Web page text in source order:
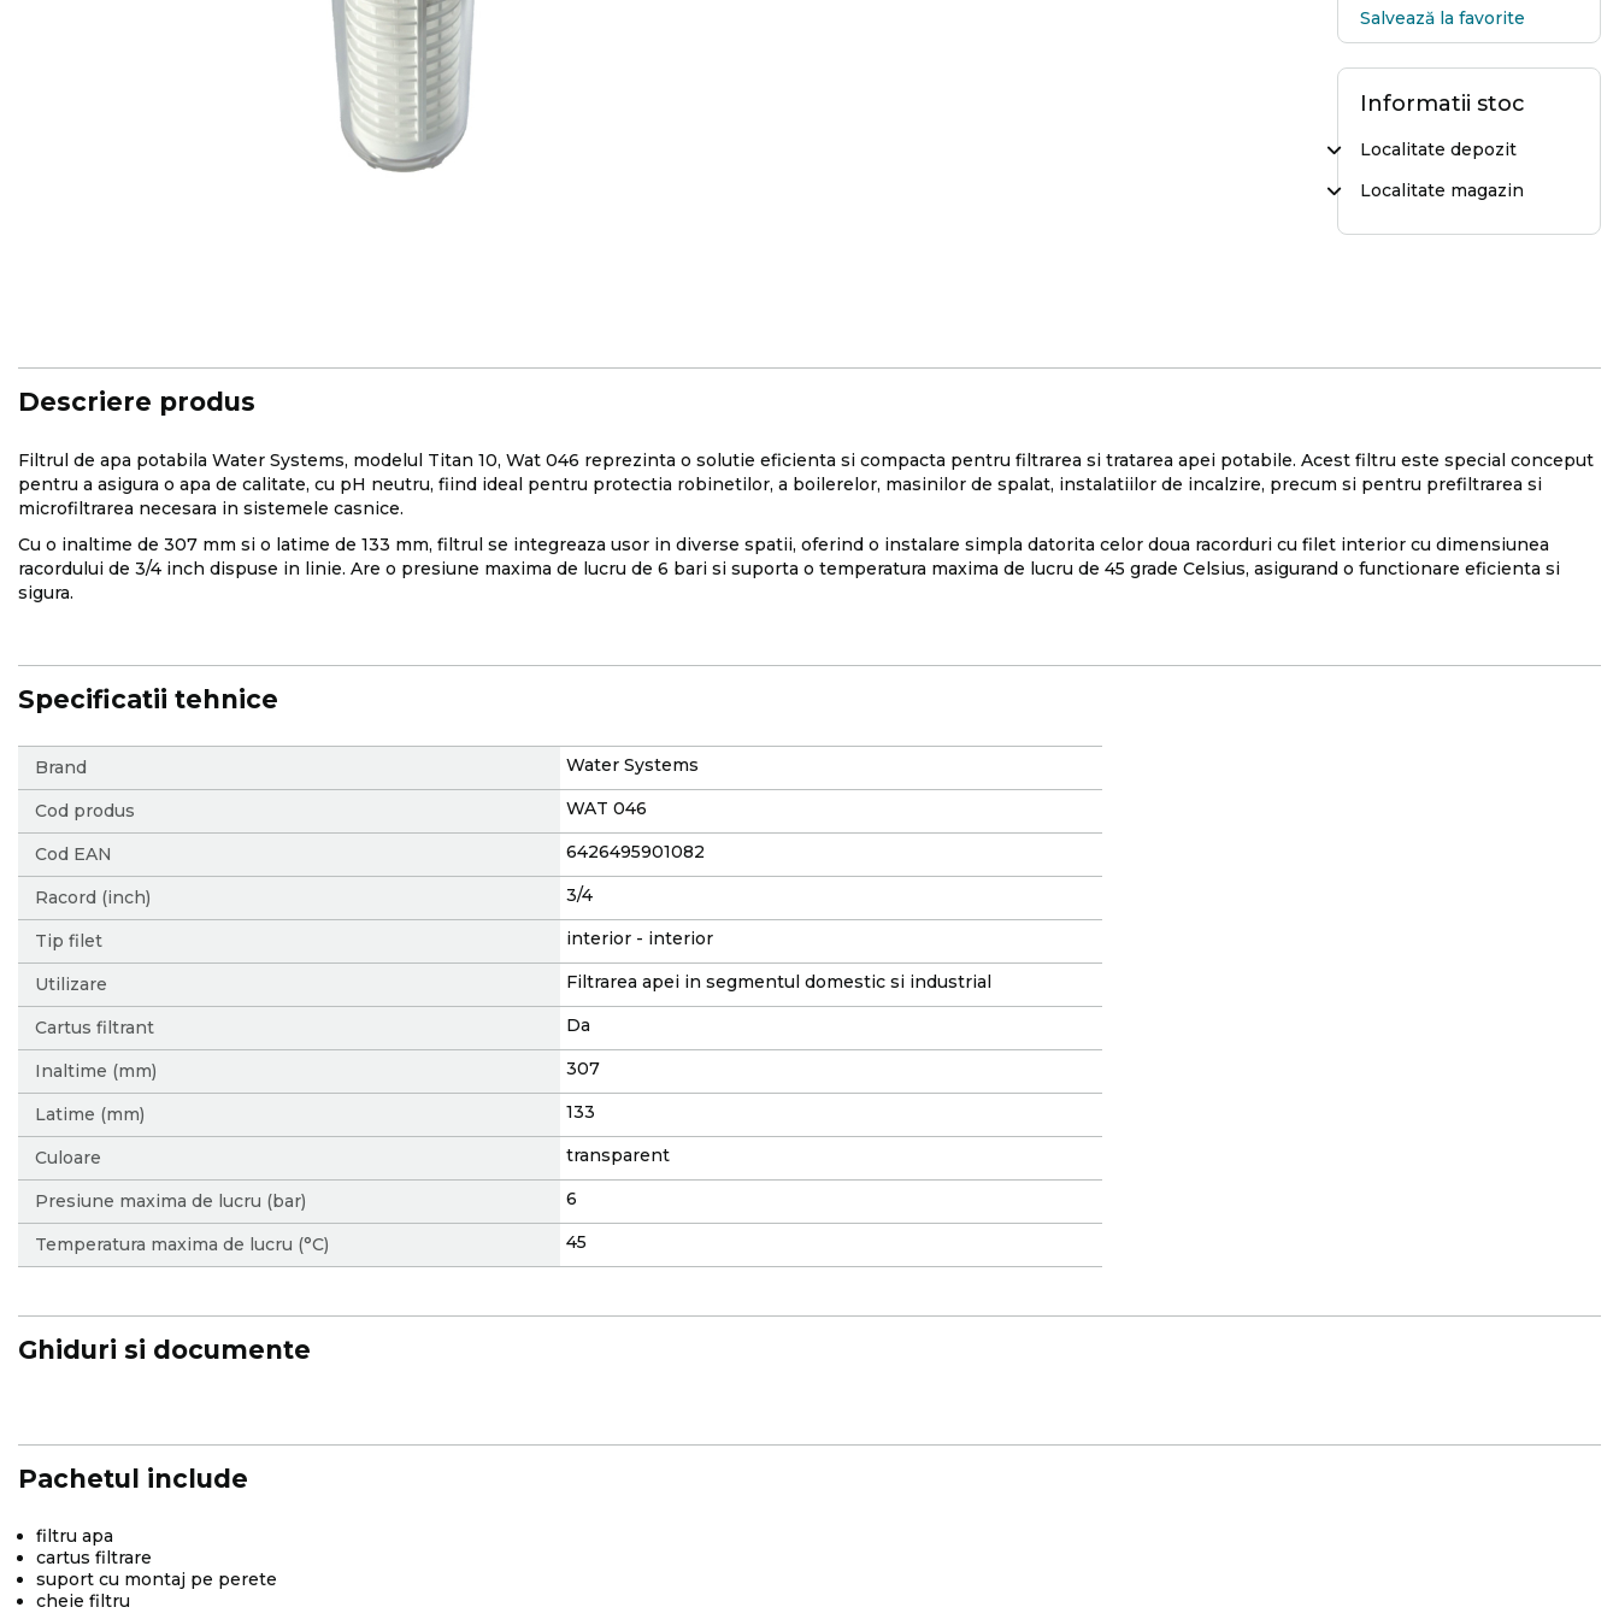
images
gallery
Salvează la favorite
Informatii stoc
Localitate depozit
Localitate magazin
Descriere produs
Filtrul de apa potabila Water Systems, modelul Titan 10, Wat 046 reprezinta o solutie eficienta si compacta pentru filtrarea si tratarea apei potabile. Acest filtru este special conceput
pentru a asigura o apa de calitate, cu pH neutru, fiind ideal pentru protectia robinetilor, a boilerelor, masinilor de spalat, instalatiilor de incalzire, precum si pentru prefiltrarea si
microfiltrarea necesara in sistemele casnice.
Cu o inaltime de 307 mm si o latime de 133 mm, filtrul se integreaza usor in diverse spatii, oferind o instalare simpla datorita celor doua racorduri cu filet interior cu dimensiunea
racordului de 3/4 inch dispuse in linie. Are o presiune maxima de lucru de 6 bari si suporta o temperatura maxima de lucru de 45 grade Celsius, asigurand o functionare eficienta si
sigura.
Specificatii tehnice
More
Information
Brand Water Systems
Cod produs WAT 046
Cod EAN 6426495901082
Racord (inch) 3/4
Tip filet interior - interior
Utilizare Filtrarea apei in segmentul domestic si industrial
Cartus filtrant Da
Inaltime (mm) 307
Latime (mm) 133
Culoare transparent
Presiune maxima de lucru (bar) 6
Temperatura maxima de lucru (°C) 45
Ghiduri si documente
Pachetul include
filtru apa
cartus filtrare
suport cu montaj pe perete
cheie filtru